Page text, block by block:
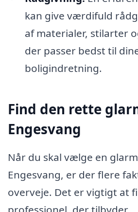
kan give værdifuld
af materialer, stilarter
der passer bedst til
boligindretning.
Find den rette
Engesvang
Når du skal vælge en
Engesvang, er der flere
overveje. Det er vigtigt at